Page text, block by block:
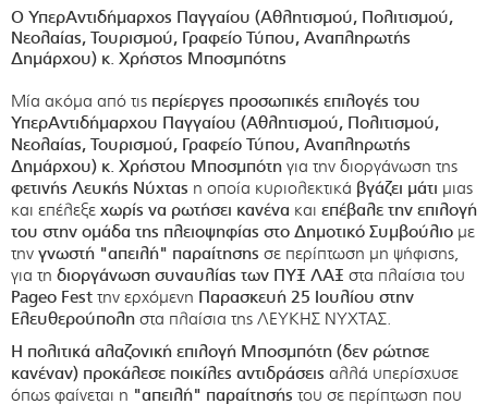
Ο ΥπερΑντιδήμαρχος Παγγαίου (Αθλητισμού, Πολιτισμού,
Νεολαίας, Τουρισμού, Γραφείο Τύπου, Αναπληρωτής
Δημάρχου) κ. Χρήστος Μποσμπότης
Μία ακόμα από τις περίεργες προσωπικές επιλογές του
ΥπερΑντιδήμαρχου Παγγαίου (Αθλητισμού, Πολιτισμού,
Νεολαίας, Τουρισμού, Γραφείο Τύπου, Αναπληρωτής
Δημάρχου) κ. Χρήστου Μποσμπότη για την διοργάνωση της
φετινής Λευκής Νύχτας η οποία κυριολεκτικά βγάζει μάτι μιας
και επέλεξε χωρίς να ρωτήσει κανένα και επέβαλε την επιλογή
του στην ομάδα της πλειοψηφίας στο Δημοτικό Συμβούλιο με
την γνωστή "απειλή" παραίτησης σε περίπτωση μη ψήφισης,
για τη διοργάνωση συναυλίας των ΠΥΞ ΛΑΞ στα πλαίσια του
Pageo Fest την ερχόμενη Παρασκευή 25 Ιουλίου στην
Ελευθερούπολη στα πλαίσια της ΛΕΥΚΗΣ ΝΥΧΤΑΣ.
Η πολιτικά αλαζονική επιλογή Μποσμπότη (δεν ρώτησε
κανέναν) προκάλεσε ποικίλες αντιδράσεις αλλά υπερίσχυσε
όπως φαίνεται η "απειλή" παραίτησής του σε περίπτωση που